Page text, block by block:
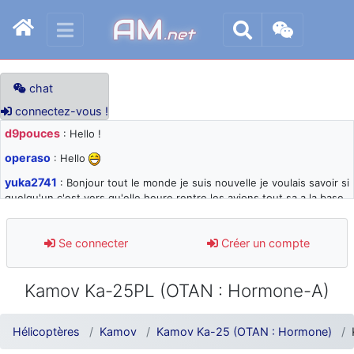
AM.net
chat
connectez-vous !
d9pouces : Hello !
operaso : Hello
yuka2741 : Bonjour tout le monde je suis nouvelle je voulais savoir si
quelqu'un c'est vers qu'elle heure rentre les avions tout sa a la base
d9pouces: désolé pour les quelques blocages du site ces derniers
jours : je teste des méthodes contre le spam et les bots trop nocifs
paxwax: Super, la nouvelle bannière
d9pouces: je suis un avion@,._,+ > lesquels ? je ne suis pas sûr de
comprendre
Se connecter Créer un compte
Kamov Ka-25PL (OTAN : Hormone-A)
Hélicoptères Kamov Kamov Ka-25 (OTAN : Hormone)